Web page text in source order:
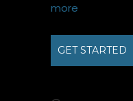
more
GET STARTED